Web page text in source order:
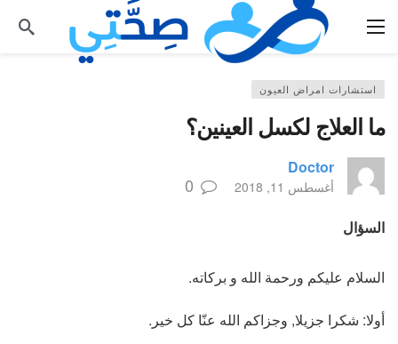
استشارات امراض العيون
ما العلاج لكسل العينين؟
Doctor
أغسطس 11, 2018 0
السؤال
السلام عليكم ورحمة الله و بركاته.
أولا: شكرا جزيلا, وجزاكم الله عنّا كل خير.